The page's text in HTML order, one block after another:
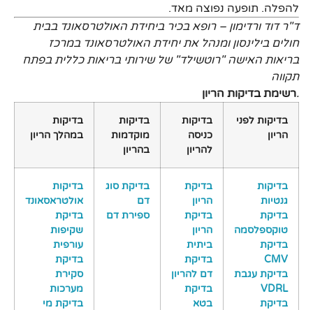
להפלה. תופעה נפוצה מאד.
ד"ר דוד ורדימון – רופא בכיר ביחידת האולטרסאונד בבית
חולים בילינסון ומנהל את יחידת האולטרסאונד במרכז
בריאות האישה "רוטשילד" של שירותי בריאות כללית בפתח
תקווה
.רשימת בדיקות הריון
בדיקות לפני
הריון
בדיקות
כניסה
להריון
בדיקות
מוקדמות
בהריון
בדיקות
במהלך הריון
בדיקות
גנטיות
בדיקת
טוקספלסמה
בדיקת
CMV
בדיקת עגבת
VDRL
בדיקת
בדיקת
הריון
בדיקת
הריון
ביתית
בדיקת
דם להריון
בדיקת
בטא
בדיקת סוג
דם
ספירת דם
בדיקות
אולטראסאונד
בדיקת
שקיפות
עורפית
בדיקת
סקירת
מערכות
בדיקת מי